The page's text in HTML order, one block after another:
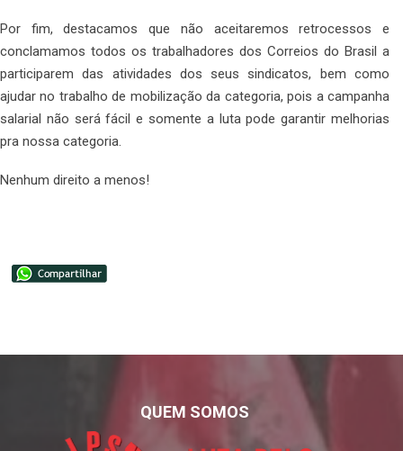
Por fim, destacamos que não aceitaremos retrocessos e
conclamamos todos os trabalhadores dos Correios do Brasil a
participarem das atividades dos seus sindicatos, bem como
ajudar no trabalho de mobilização da categoria, pois a campanha
salarial não será fácil e somente a luta pode garantir melhorias
pra nossa categoria.
Nenhum direito a menos!
QUEM SOMOS